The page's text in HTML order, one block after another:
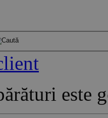
este